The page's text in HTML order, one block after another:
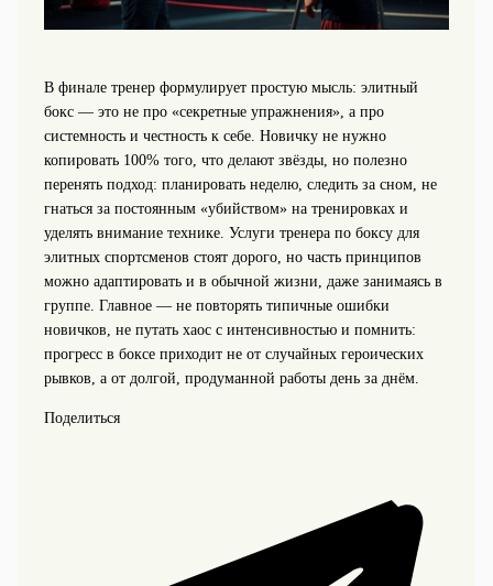
В финале тренер формулирует простую мысль: элитный
бокс — это не про «секретные упражнения», а про
системность и честность к себе. Новичку не нужно
копировать 100% того, что делают звёзды, но полезно
перенять подход: планировать неделю, следить за сном, не
гнаться за постоянным «убийством» на тренировках и
уделять внимание технике. Услуги тренера по боксу для
элитных спортсменов стоят дорого, но часть принципов
можно адаптировать и в обычной жизни, даже занимаясь в
группе. Главное — не повторять типичные ошибки
новичков, не путать хаос с интенсивностью и помнить:
прогресс в боксе приходит не от случайных героических
рывков, а от долгой, продуманной работы день за днём.
Поделиться